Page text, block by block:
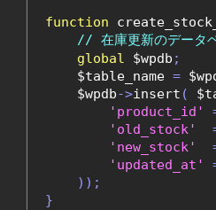
function
// 在庫更新のデータ
global $wpdb ;
    $table_name
=
    $wpdb
->insert (
'product_id'
'old_stock'
'new_stock'
'updated_at'
));
}